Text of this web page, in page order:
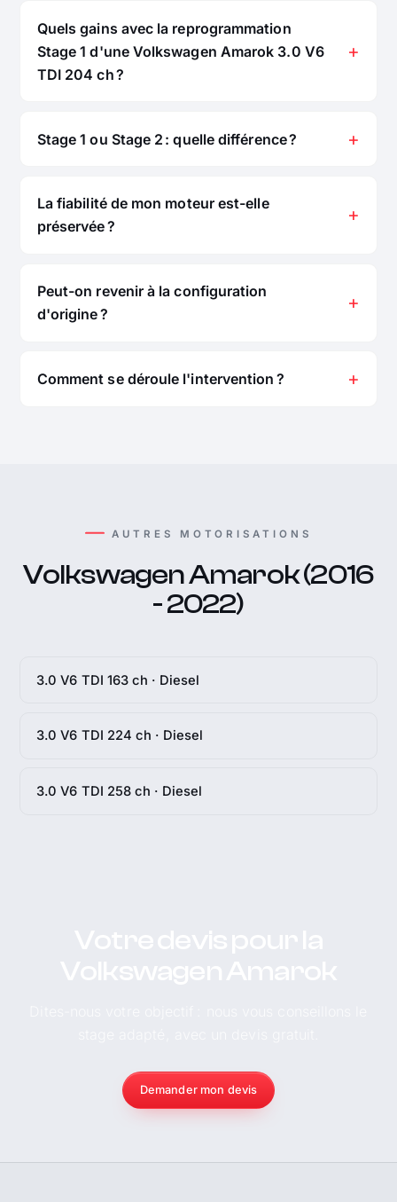
Quels gains avec la reprogrammation
Stage 1 d'une Volkswagen Amarok 3.0 V6
TDI 204 ch ?
Stage 1 ou Stage 2 : quelle différence ?
La fiabilité de mon moteur est-elle
préservée ?
Peut-on revenir à la configuration
d'origine ?
Comment se déroule l'intervention ?
AUTRES MOTORISATIONS
Volkswagen Amarok (2016
- 2022)
3.0 V6 TDI 163 ch · Diesel
3.0 V6 TDI 224 ch · Diesel
3.0 V6 TDI 258 ch · Diesel
Demander mon devis